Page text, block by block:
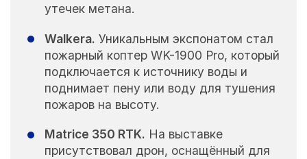
утечек метана.
Walkera. Уникальным экспонатом стал
пожарный коптер WK-1900 Pro, который
подключается к источнику воды и
поднимает пену или воду для тушения
пожаров на высоту.
Matrice 350 RTK. На выставке
присутствовал дрон, оснащённый для